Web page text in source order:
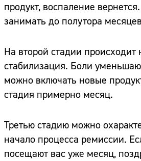
продукт, воспаление
занимать до полутора
На второй стадии происходит
стабилизация. Боли
можно включать новые
стадия примерно месяц.
Третью стадию можно
начало процесса ремиссии.
посещают вас уже месяц,